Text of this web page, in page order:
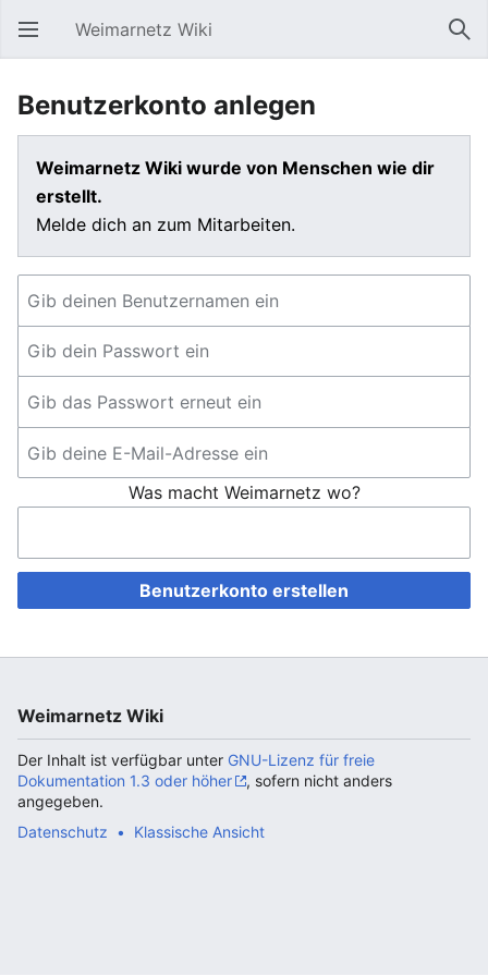
Hauptmenü öffnen Weimarnetz Wiki
Benutzerkonto anlegen
Weimarnetz Wiki wurde von Menschen wie dir
erstellt.
Melde dich an zum Mitarbeiten.
Was macht Weimarnetz wo?
Benutzerkonto erstellen
Weimarnetz Wiki
Der Inhalt ist verfügbar unter GNU-Lizenz für freie
Dokumentation 1.3 oder höher
, sofern nicht anders
angegeben.
Datenschutz
Klassische Ansicht